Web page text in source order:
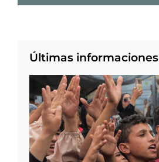
Últimas informaciones